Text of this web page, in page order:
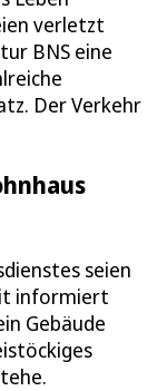
verletzt
BNS eine
Der Verkehr
seien
informiert
Gebäude